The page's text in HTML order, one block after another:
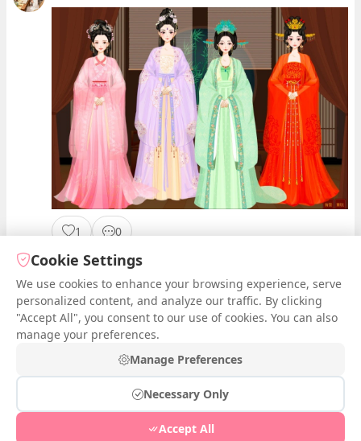
1 0
1 2 3 Next
以发表评论和分享作品。
© 2026 iDressup.NET | Privacy Policy | Cookie Settings |
Cookie Settings
We use cookies to enhance your browsing experience, serve
personalized content, and analyze our traffic. By clicking
"Accept All", you consent to our use of cookies. You can also
manage your preferences.
Manage Preferences
Necessary Only
Accept All